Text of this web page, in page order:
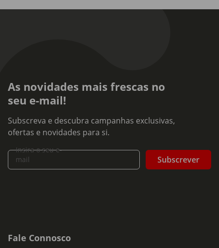
As novidades mais frescas no
seu e-mail!
Subscreva e descubra campanhas exclusivas,
ofertas e novidades para si.
Insira o seu e-
mail
Subscrever
Fale Connosco